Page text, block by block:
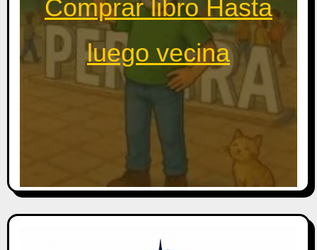
Comprar libro Hasta
luego vecina